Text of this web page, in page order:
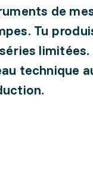
de
Tu
technique